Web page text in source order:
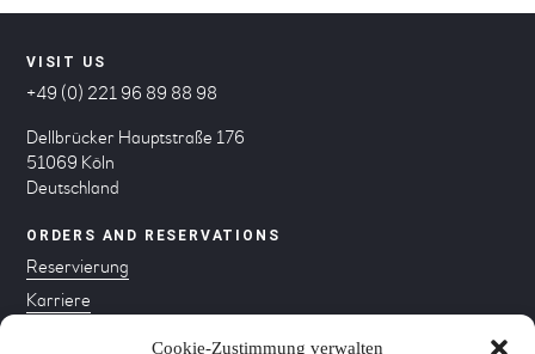
Cookie-Zustimmung verwalten
VISIT US
+49 (0) 221 96 89 88 98
Dellbrücker Hauptstraße 176
51069 Köln
Deutschland
ORDERS AND RESERVATIONS
Reservierung
Karriere